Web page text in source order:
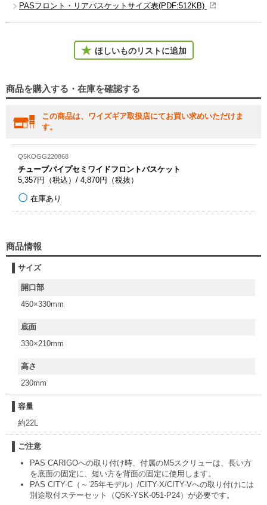
PASフロント・リアバスケットサイズ表(PDF:512KB)
ほしいものリストに追加
商品を購入する・在庫を確認する
この商品は、ワイズギア取扱店にてお買い求めいただけま
す。
Q5KOGG220868
チューブパイプセミワイドフロントバスケット
5,357円（税込）/ 4,870円（税抜）
在庫あり
商品情報
サイズ
開口部
450×330mm
底面
330×210mm
高さ
230mm
容量
約22L
ご注意
PAS CARIGOへの取り付け時、付属のM5スクリューは、長い方
を底面の固定に、短い方を背面の固定に使用します。
PAS CITY-C（～’25年モデル）/CITY-X/CITY-Vへの取り付けには
別途取付ステーセット（Q5K-YSK-051-P24）が必要です。